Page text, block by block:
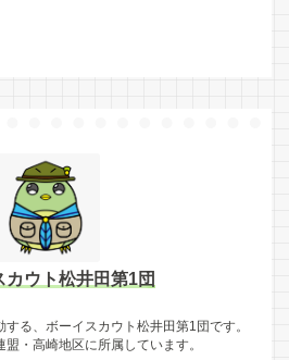
カウト松井田第1団
る、ボーイスカウト松井田第1団です。
・高崎地区に所属しています。